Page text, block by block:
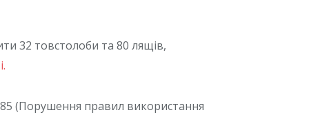
32 товстолоби та 80 лящів,
85 (Порушення правил використання